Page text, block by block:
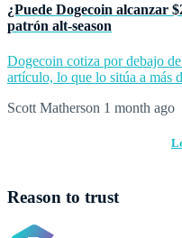
¿Puede Dogecoin alcanzar
patrón alt-season
Dogecoin cotiza por debajo
artículo, lo que lo sitúa a más
Scott Matherson 1 month ago
Reason to trust